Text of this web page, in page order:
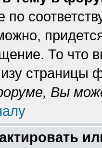
по
То что
страницы
Вы